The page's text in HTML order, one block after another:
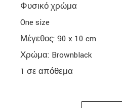
Φυσικό χρώμα
One size
Μέγεθος: 90 x 10 cm
Χρώμα: Brownblack
1 σε απόθεμα